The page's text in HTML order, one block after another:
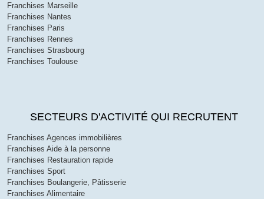
Franchises Marseille
Franchises Nantes
Franchises Paris
Franchises Rennes
Franchises Strasbourg
Franchises Toulouse
SECTEURS D'ACTIVITÉ QUI RECRUTENT
Franchises Agences immobilières
Franchises Aide à la personne
Franchises Restauration rapide
Franchises Sport
Franchises Boulangerie, Pâtisserie
Franchises Alimentaire